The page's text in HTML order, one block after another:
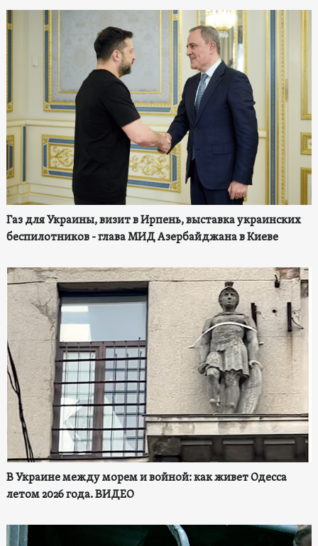
Газ для Украины, визит в Ирпень, выставка украинских
беспилотников - глава МИД Азербайджана в Киеве
В Украине между морем и войной: как живет Одесса
летом 2026 года. ВИДЕО